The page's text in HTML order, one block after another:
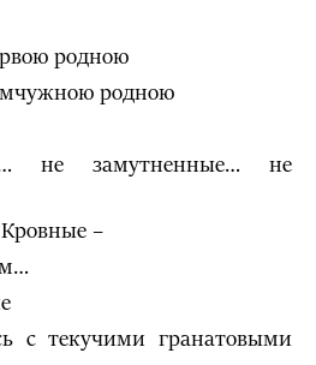
родною
родною
не замутненные… не
–
с текучими гранатовыми